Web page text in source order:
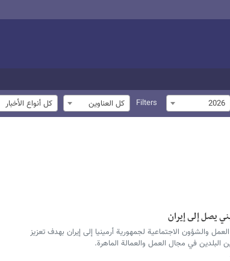
2026
Filters كل العناوين كل أنواع الأخبار
يصل إلى إيران
والشؤون الاجتماعية لجمهورية أرمينيا إلى إيران بهدف تعزيز
البلدين في مجال العمل والعمالة الماهرة.